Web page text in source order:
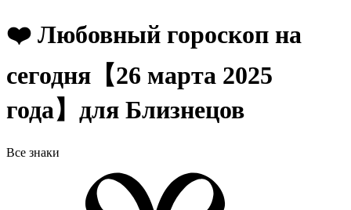
❤️ Любовный гороскоп на
сегодня【26 марта 2025
года】для Близнецов
Все знаки